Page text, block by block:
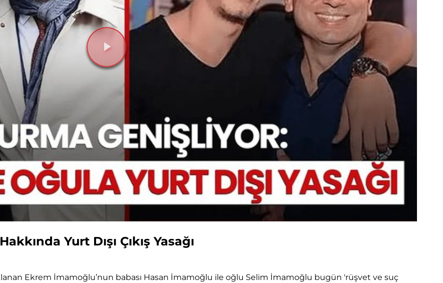
Videoyu
Oynat
Yurt Dışı Çıkış Yasağı
Ekrem İmamoğlu’nun babası Hasan İmamoğlu ile oğlu Selim İmamoğlu bugün 'rüşvet ve suç